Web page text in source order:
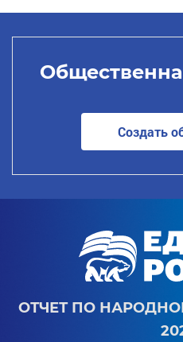
Создать
ОТЧЕТ ПО